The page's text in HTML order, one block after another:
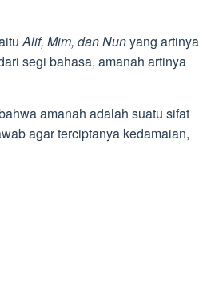
Alif, Mim, dan Nunyang artinya
segi bahasa, amanah artinya
amanah adalah suatu sifat
agar terciptanya kedamaian,